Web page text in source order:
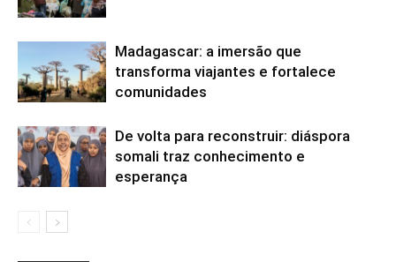
Madagascar: a imersão que
transforma viajantes e fortalece
comunidades
De volta para reconstruir: diáspora
somali traz conhecimento e
esperança